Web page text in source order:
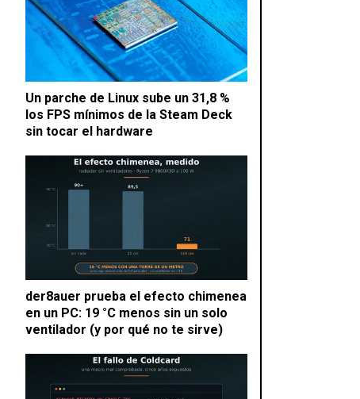
Un parche de Linux sube un 31,8 %
los FPS mínimos de la Steam Deck
sin tocar el hardware
der8auer prueba el efecto chimenea
en un PC: 19 °C menos sin un solo
ventilador (y por qué no te sirve)